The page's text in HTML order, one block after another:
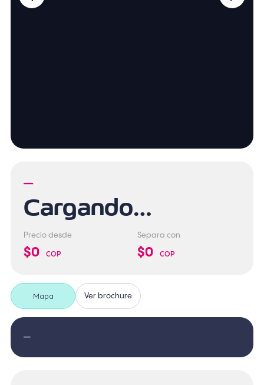
—
Cargando…
Precio desde
$0 COP
Separa con
$0 COP
Mapa Ver brochure
—